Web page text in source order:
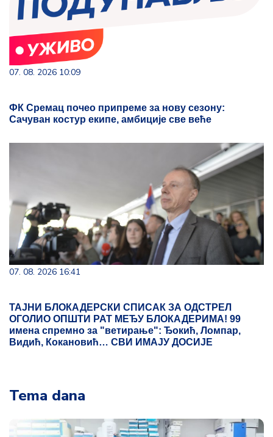
07. 08. 2026 10:09
ФК Сремац почео припреме за нову сезону:
Сачуван костур екипе, амбиције све веће
07. 08. 2026 16:41
ТАЈНИ БЛОКАДЕРСКИ СПИСАК ЗА ОДСТРЕЛ
ОГОЛИО ОПШТИ РАТ МЕЂУ БЛОКАДЕРИМА! 99
имена спремно за "ветирање": Ђокић, Ломпар,
Видић, Кокановић… СВИ ИМАЈУ ДОСИЈЕ
Tema dana